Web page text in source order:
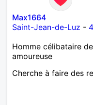
Max1664
Saint-Jean-de-Luz -
Homme célibataire
amoureuse
Cherche à faire des